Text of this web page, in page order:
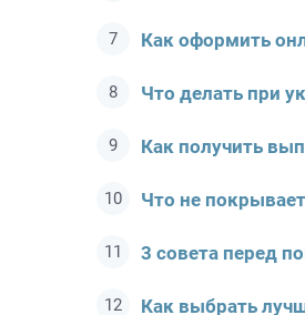
Как оформить
Что делать при
Как получить
Что не
3 совета перед
Как выбрать